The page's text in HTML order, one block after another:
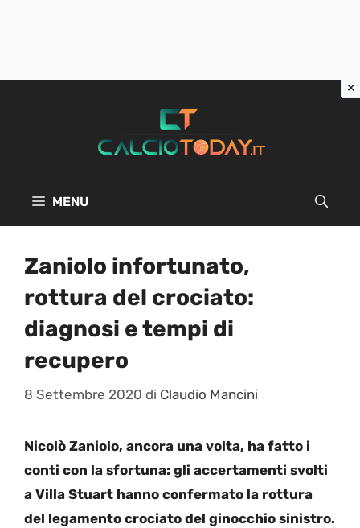
MENU
Zaniolo infortunato,
rottura del crociato:
diagnosi e tempi di
recupero
8 Settembre 2020 di Claudio Mancini
Nicolò Zaniolo, ancora una volta, ha fatto i
conti con la sfortuna: gli accertamenti svolti
a Villa Stuart hanno confermato la rottura
del legamento crociato del ginocchio sinistro.